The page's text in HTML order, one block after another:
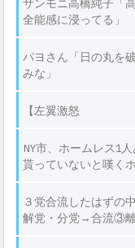
サンモニ高橋純子「
全能感に浸ってる」
パヨさん「日の丸を
みな」
【左翼激怒
NY市、ホームレス1
貰っていないと嘆く
３党合流したはずの
解党・分党→合流③